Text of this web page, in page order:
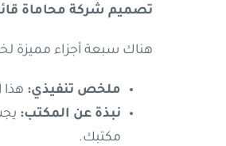
تصميم شركة محاماة
هناك سبعة أجزاء مميزة
ملخص تنفيذي:
نبذة عن المكتب:
مكتبك.